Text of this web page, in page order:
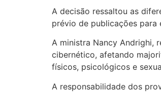
A decisão ressaltou as
prévio de publicações para
A ministra Nancy Andrighi,
cibernético, afetando
físicos, psicológicos e
A responsabilidade dos